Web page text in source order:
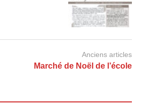
Anciens articles
Marché de Noël de l’école